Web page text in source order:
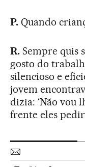
P.Quando
R.Sempre quis
gosto do
silencioso e
jovem
dizia: ‘Não vou
frente eles